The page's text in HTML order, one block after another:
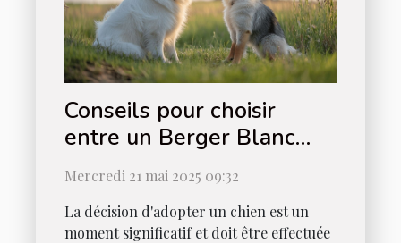
Conseils pour choisir
entre un Berger Blanc
Suisse et un Berger
Américain Miniature
Mercredi 21 mai 2025 09:32
La décision d'adopter un chien est un
moment significatif et doit être effectuée